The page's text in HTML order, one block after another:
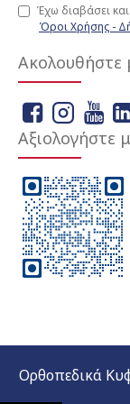
Έχω διαβάσει
Όροι Χρήσης -
Ακολουθήστε
Αξιολογήστε
Ορθοπεδικά